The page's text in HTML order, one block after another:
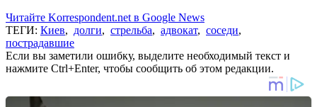
Читайте Korrespondent.net в Google News
ТЕГИ: Киев, долги, стрельба, адвокат, соседи,
пострадавшие
Если вы заметили ошибку, выделите необходимый текст и
нажмите Ctrl+Enter, чтобы сообщить об этом редакции.